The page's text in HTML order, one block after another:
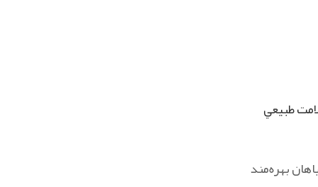
طبيعي
بهره‌مند